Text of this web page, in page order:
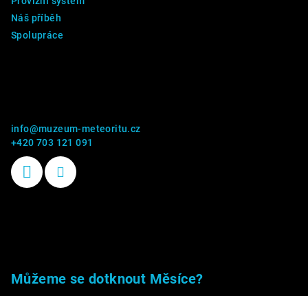
Náš příběh
Spolupráce
info@muzeum-meteoritu.cz
+420 703 121 091
Můžeme se dotknout Měsíce?